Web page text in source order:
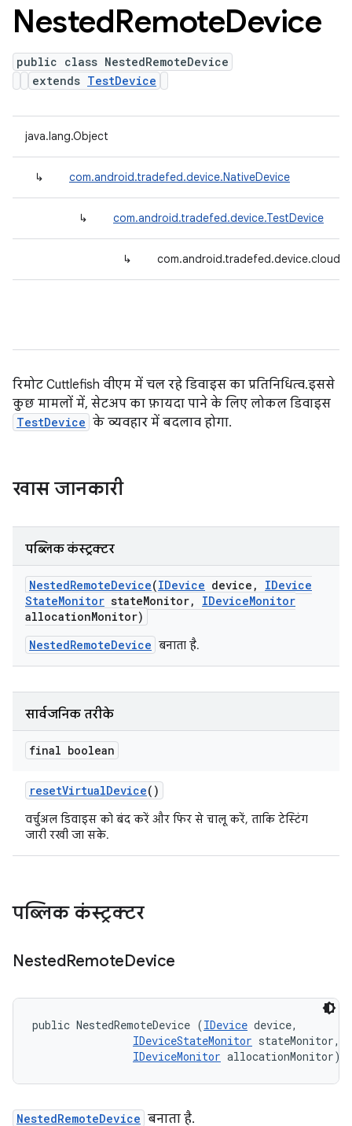
NestedRemoteDevice
public class NestedRemoteDevice
extends TestDevice
java.lang.Object
↳ com.android.tradefed.device.NativeDevice
↳ com.android.tradefed.device.TestDevice
↳
रिमोट Cuttlefish वीएम में चल रहे डिवाइस का प्रतिनिधित्व. इससे
कुछ मामलों में, सेटअप का फ़ायदा पाने के लिए लोकल डिवाइस
TestDevice के व्यवहार में बदलाव होगा.
खास जानकारी
पब्लिक कंस्ट्रक्टर
NestedRemoteDevice(IDevice device ,
IDevice
StateMonitor stateMonitor, IDeviceMonitor
allocationMonitor)
NestedRemoteDevice बनाता है.
सार्वजनिक तरीके
final boolean
resetVirtualDevice()
वर्चुअल डिवाइस को बंद करें और फिर से चालू करें, ताकि टेस्टिंग
जारी रखी जा सके.
पब्लिक कंस्ट्रक्टर
NestedRemoteDevice
public NestedRemoteDevice (IDevice device,
IDeviceStateMonitor stateMonitor,
IDeviceMonitor allocationMonitor)
NestedRemoteDevice बनाता है.